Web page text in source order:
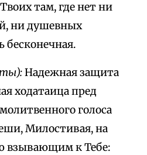
там, где нет ни
ни душевных
бесконечная.
Надежная защита
ходатаица пред
голоса
Милостивая, на
взывающим к Тебе: